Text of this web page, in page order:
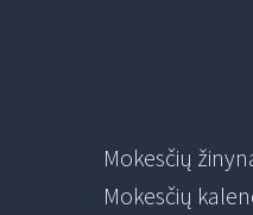
Mokesčių
Mokesčių